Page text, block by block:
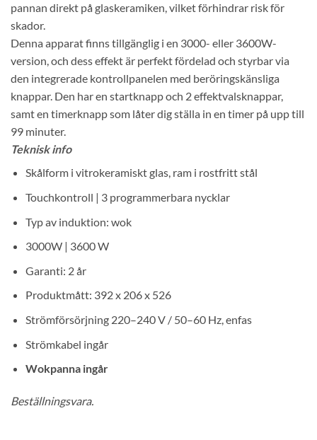
pannan direkt på glaskeramiken, vilket förhindrar risk för
skador.
Denna apparat finns tillgänglig i en 3000- eller 3600W-
version, och dess effekt är perfekt fördelad och styrbar via
den integrerade kontrollpanelen med beröringskänsliga
knappar. Den har en startknapp och 2 effektvalsknappar,
samt en timerknapp som låter dig ställa in en timer på upp till
99 minuter.
Teknisk info
Skålform i vitrokeramiskt glas, ram i rostfritt stål
Touchkontroll | 3 programmerbara nycklar
Typ av induktion: wok
3000W | 3600 W
Garanti: 2 år
Produktmått: 392 x 206 x 526
Strömförsörjning 220–240 V / 50–60 Hz, enfas
Strömkabel ingår
Wokpanna ingår
Beställningsvara.